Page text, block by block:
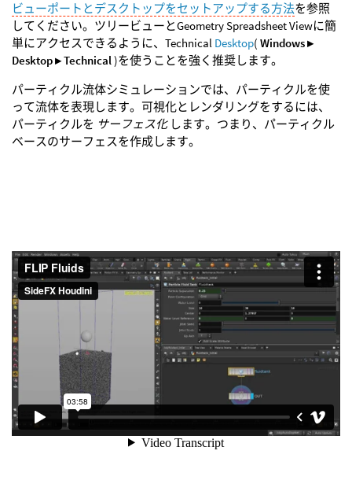
ビューポートとデスクトップをセットアップする方法を参照
してください。ツリービューとGeometry Spreadsheet Viewに簡
単にアクセスできるように、Technical Desktop( Windows ▸
Desktop ▸ Technical)を使うことを強く推奨します。
パーティクル流体シミュレーションでは、パーティクルを使
って流体を表現します。可視化とレンダリングをするには、
パーティクルを サーフェス化します。つまり、パーティクル
ベースのサーフェスを作成します。